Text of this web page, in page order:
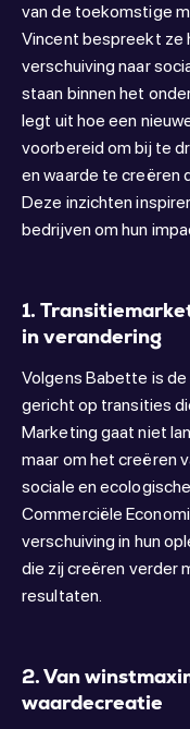
van de toekomstige
Vincent bespreekt ze
verschuiving naar
staan binnen het
legt uit hoe een
voorbereid om bij te
en waarde te creëren
Deze inzichten
bedrijven om hun
1.
in verandering
Volgens Babette is
gericht op transities
Marketing gaat niet
maar om het creëren
sociale en
Commerciële
verschuiving in hun
die zij creëren verder
resultaten.
2. Van
waardecreatie